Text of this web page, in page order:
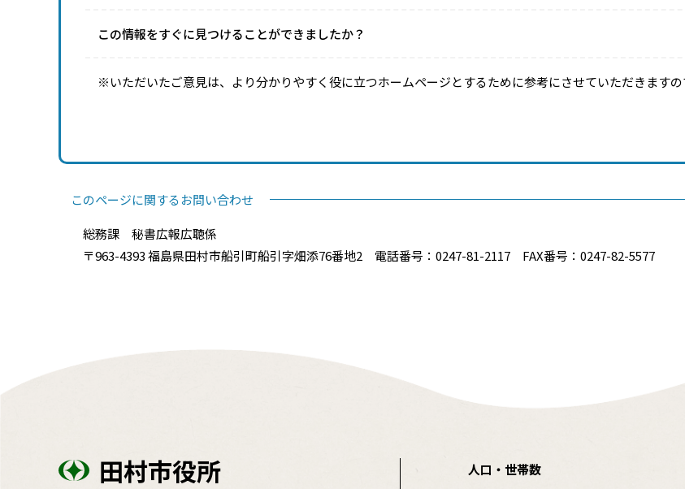
この情報をすぐに見つけることができましたか？
※いただいたご意見は、より分かりやすく役に立つホームページとするために参考にさせていただきますの
このページに関するお問い合わせ
総務課 秘書広報広聴係
〒963-4393 福島県田村市船引町船引字畑添76番地2 電話番号：0247-81-2117 FAX番号：0247-82-5577
田村市役所 人口・世帯数